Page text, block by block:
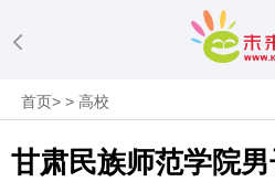
首页>>高校
甘肃民族师范学院